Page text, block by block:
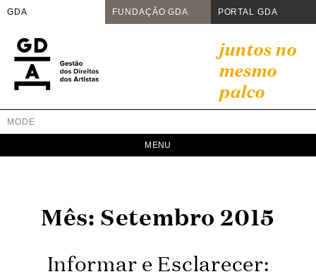
GDA FUNDAÇÃO GDA PORTAL GDA
content
juntos no
mesmo
palco
GDA
Juntos no mesmo palco
MODE
Mês: Setembro 2015
Informar e Esclarecer: